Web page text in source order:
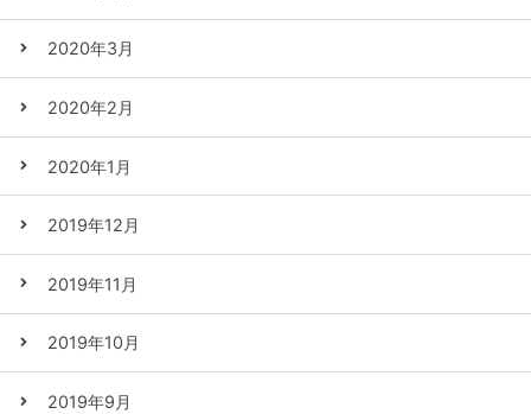
2020年3月
2020年2月
2020年1月
2019年12月
2019年11月
2019年10月
2019年9月